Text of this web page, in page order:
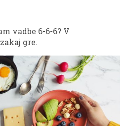
vadbe 6-6-6? V
gre.